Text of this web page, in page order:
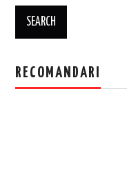
RECOMANDARI